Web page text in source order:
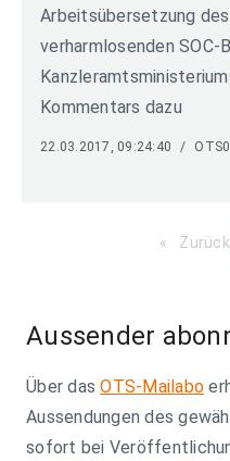
Arbeitsübersetzung
verharmlosenden SOC-
Kommentars dazu
22.03.2017, 09:24:40 /
Zurück
Aussender
Über dasOTS-Mailabo
Aussendungen des
sofort bei